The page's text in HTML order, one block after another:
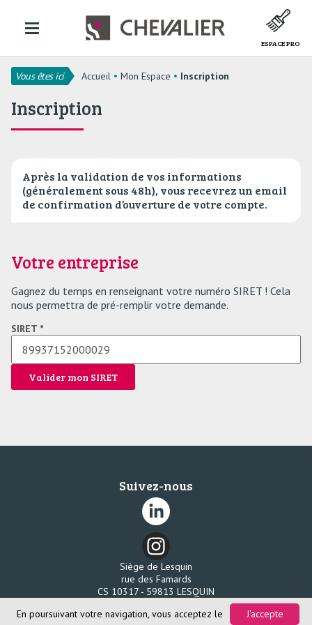
ESPACE PRO
Vous êtes ici Accueil Mon Espace Inscription
Inscription
Après la validation de vos informations
(généralement sous 48h), vous recevrez un email
de confirmation d’ouverture de votre compte.
Votre entreprise
Gagnez du temps en renseignant votre numéro SIRET ! Cela
nous permettra de pré-remplir votre demande.
SIRET *
Valider mon SIRET
Suivez-nous
Siège de Lesquin
rue des Famards
CS 10317 - 59813 LESQUIN
Fax. 03 20 96 58 85
J'accepte
En poursuivant votre navigation, vous acceptez le